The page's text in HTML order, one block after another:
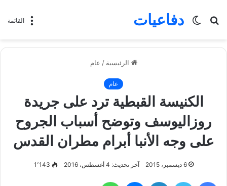
القائمة دفاعيات
بحث
الوضع
الرئيسية / عام
عام
الكنيسة القبطية ترد على جريدة
روزاليوسف وتوضح أسباب الجروح
على وجه الأنبا أبرام مطران القدس
6 ديسمبر، 2015 آخر تحديث: 4 أغسطس، 2016 1٬143
فيسبوك تويتر لينكدإن ماسنجر